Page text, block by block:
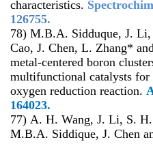
characteristics.
126755.
78) M.B.A. Sidduque, J.
Cao, J. Chen, L. Zhang*
metal-centered boron
multifunctional catalysts
oxygen reduction reaction.
164023.
77) A. H. Wang, J. Li, S.
M.B.A. Siddique, J. Chen